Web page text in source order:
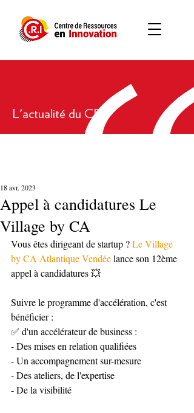
L'actualité du CRI
Appel à candidatures Le
Village by CA
18 avr. 2023
Vous êtes dirigeant de startup ? Le Village
by CA Atlantique Vendée lance son 12ème
appel à candidatures 💥
Suivre le programme d'accélération, c'est
bénéficier :
✅ d'un accélérateur de business :
- Des mises en relation qualifiées
- Un accompagnement sur-mesure
- Des ateliers, de l'expertise
- De la visibilité